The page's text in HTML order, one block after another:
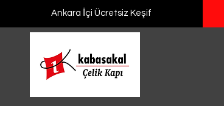
Ankara İçi Ücretsiz Keşif